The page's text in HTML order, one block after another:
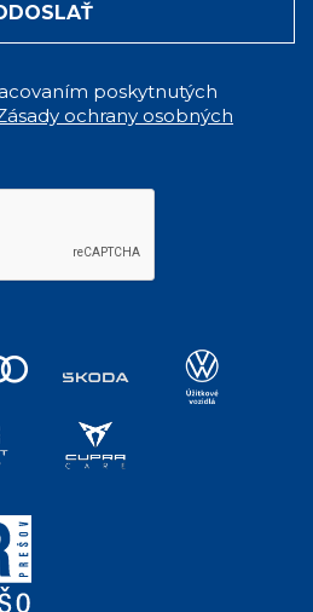
poskytnutých
ochrany osobných